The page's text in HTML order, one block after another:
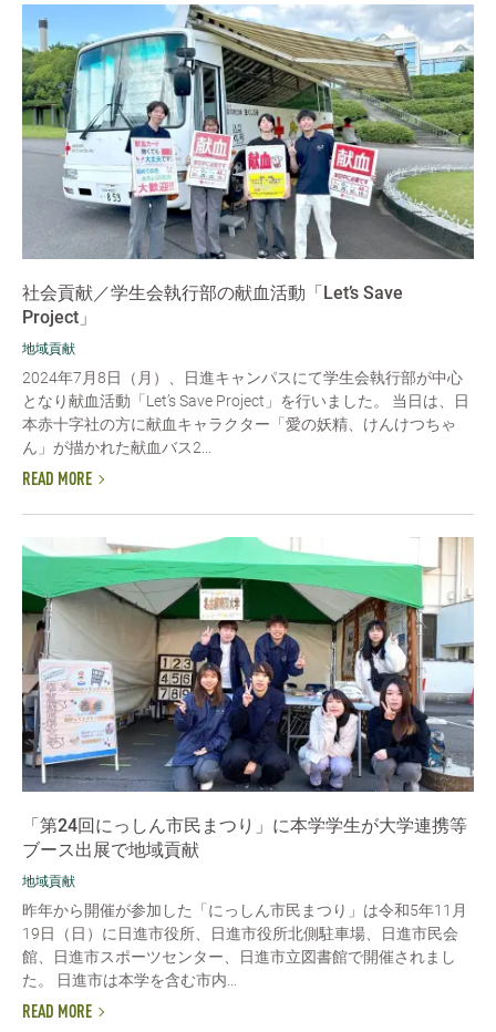
社会貢献／学生会執行部の献血活動「Let’s Save
Project」
地域貢献
2024年7月8日（月）、日進キャンパスにて学生会執行部が中心
となり献血活動「Let’s Save Project」を行いました。 当日は、日
本赤十字社の方に献血キャラクター「愛の妖精、けんけつちゃ
ん」が描かれた献血バス2...
READ MORE
「第24回にっしん市民まつり」に本学学生が大学連携等
ブース出展で地域貢献
地域貢献
昨年から開催が参加した「にっしん市民まつり」は令和5年11月
19日（日）に日進市役所、日進市役所北側駐車場、日進市民会
館、日進市スポーツセンター、日進市立図書館で開催されまし
た。 日進市は本学を含む市内...
READ MORE